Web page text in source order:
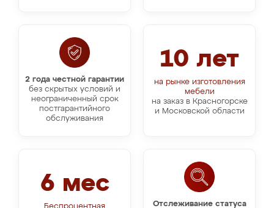
10 лет
на рынке изготовления
мебели
на заказ в Красногорске
и Московской области
2 года честной гарантии
без скрытых условий и
неограниченный срок
постгарантийного
обслуживания
Отслеживание статуса
6 мес